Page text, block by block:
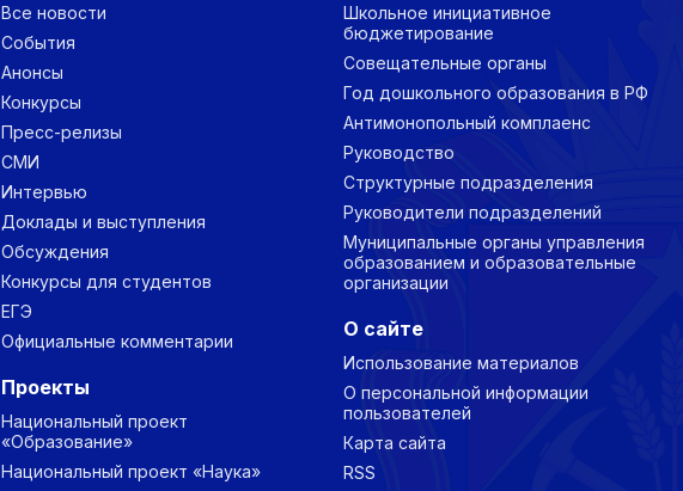
Все новости
События
Анонсы
Конкурсы
Пресс-релизы
СМИ
Интервью
Доклады и выступления
Обсуждения
Конкурсы для студентов
ЕГЭ
Официальные комментарии
Проекты
Национальный проект
«Образование»
Национальный проект «Наука»
Школьное инициативное
бюджетирование
Совещательные органы
Год дошкольного образования в РФ
Антимонопольный комплаенс
Руководство
Структурные подразделения
Руководители подразделений
Муниципальные органы управления
образованием и образовательные
организации
О сайте
Использование материалов
О персональной информации
пользователей
Карта сайта
RSS